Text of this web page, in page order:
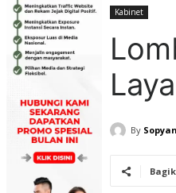
Kabinet
By Sopyan